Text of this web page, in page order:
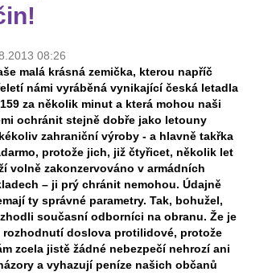
08:26
malá krásná zemička, kterou napříč
námi vyráběná vynikající česká letadla
za několik minut a která mohou naši
ochránit stejně dobře jako letouny
zahraniční výroby - a hlavně takřka
protože jich, již čtyřicet, několik let
volně zakonzervováno v armádních
– ji prý chránit nemohou. Údajně
ty správné parametry. Tak, bohužel,
současní odborníci na obranu. Že je
rozhodnutí doslova protilidové, protože
zcela jistě žádné nebezpečí nehrozí ani
a vyhazují peníze našich občanů